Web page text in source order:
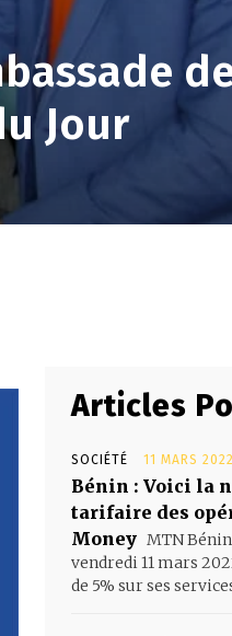
Jour
Articles
SOCIÉTÉ 11 MARS 2022
Bénin : Voici la
tarifaire des
Money MTN
vendredi 11 mars
de 5% sur ses